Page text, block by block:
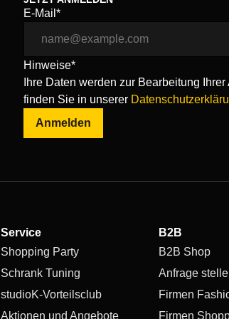
E-Mail*
Hinweise*
Ihre Daten werden zur Bearbeitung
finden Sie in unserer
Anmelden
Service
Shopping Party
Schrank Tuning
studioK-Vorteilsclub
Aktionen und Angebote
B2B
B2B Shop
Anfrage
Firmen
Firmen